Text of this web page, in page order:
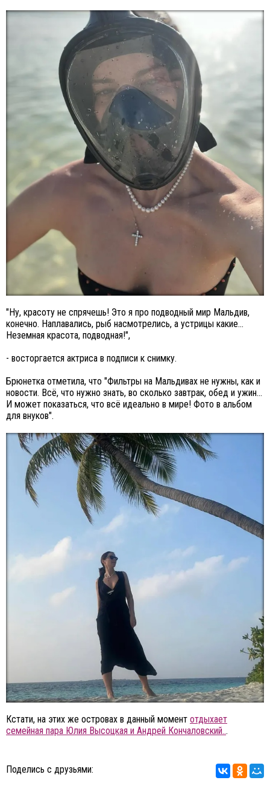
"Ну, красоту не спрячешь! Это я про подводный мир Мальдив,
конечно. Наплавались, рыб насмотрелись, а устрицы какие...
Неземная красота, подводная!",
- восторгается актриса в подписи к снимку.
Брюнетка отметила, что "Фильтры на Мальдивах не нужны, как и
новости. Всё, что нужно знать, во сколько завтрак, обед и ужин...
И может показаться, что всё идеально в мире! Фото в альбом
для внуков".
Кстати, на этих же островах в данный момент отдыхает
семейная пара Юлия Высоцкая и Андрей Кончаловский...
Поделись с друзьями: